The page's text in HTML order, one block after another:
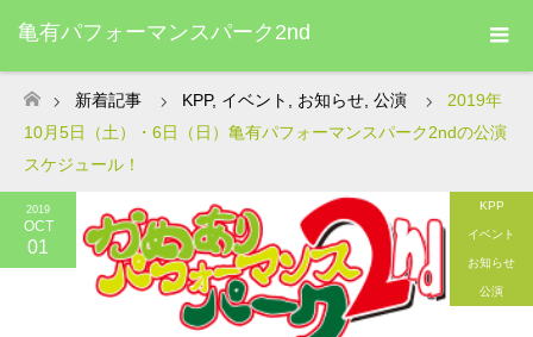
亀有パフォーマンスパーク2nd
ホーム
新着記事 KPP, イベント お知らせ 公演
2019年
10月5日（土）・6日（日）亀有パフォーマンスパーク2ndの公演
スケジュール！
2019
OCT
01
KPP
イベント
お知らせ
公演